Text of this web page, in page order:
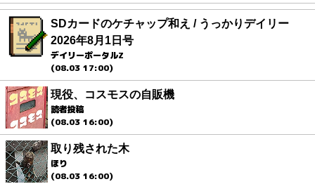
SDカードのケチャップ和え / うっかりデイリー
2026年8月1日号
デイリーポータルZ
(08.03 17:00)
現役、コスモスの自販機
読者投稿
(08.03 16:00)
取り残された木
ほり
(08.03 16:00)